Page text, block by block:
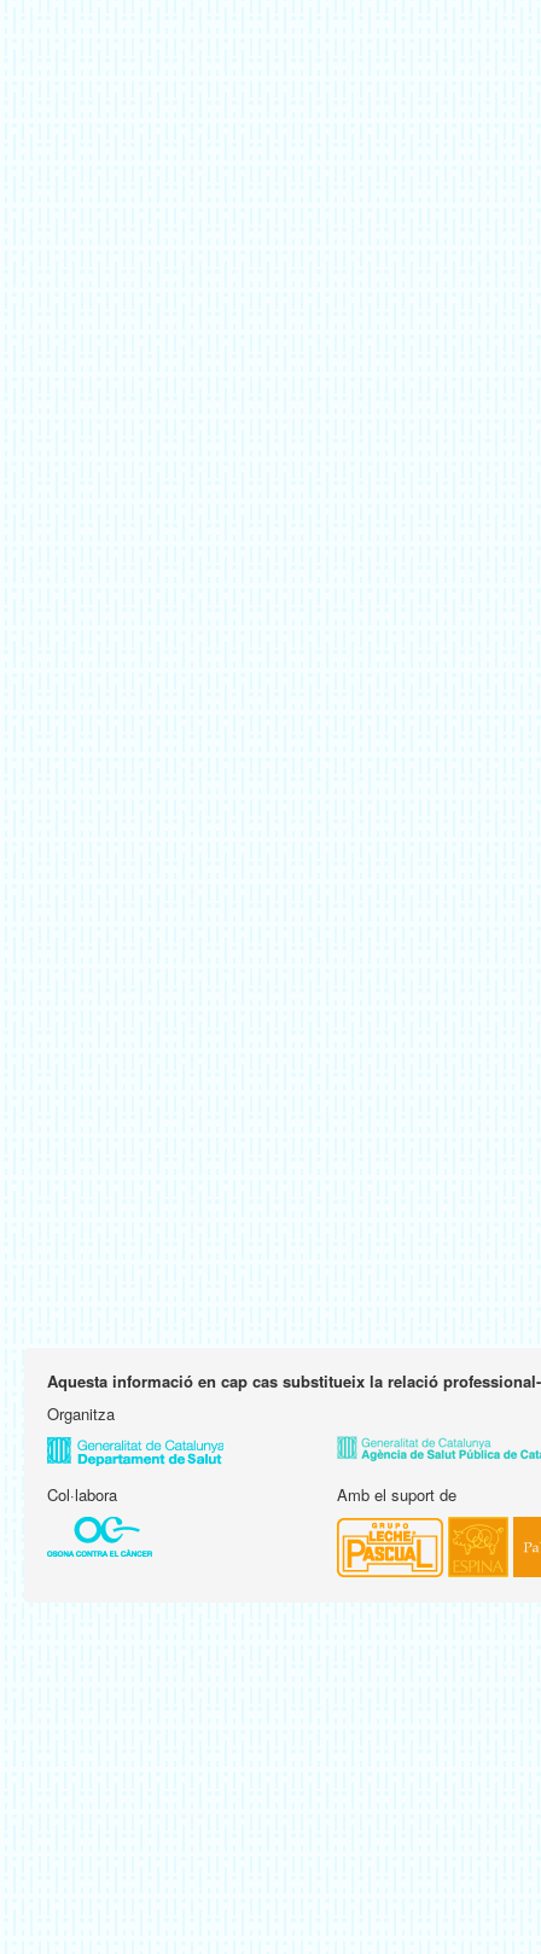
Aquesta informació en cap cas substitueix la relació
Organitza
Col·labora Amb el suport de